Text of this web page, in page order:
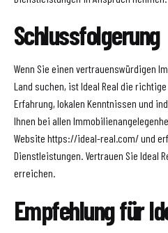
Schlussfolgerung
Wenn Sie einen vertrauenswürdigen
Land suchen, ist Ideal Real die
Erfahrung, lokalen Kenntnissen und
Ihnen bei allen
Website https://ideal-real.com/ und
Dienstleistungen. Vertrauen Sie Ideal
erreichen.
Empfehlung für